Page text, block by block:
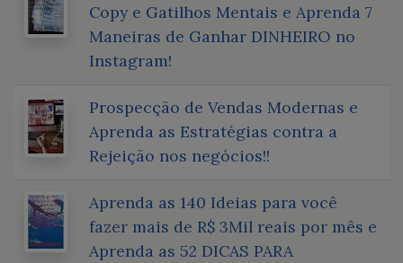
Copy e Gatilhos Mentais e Aprenda 7
Maneiras de Ganhar DINHEIRO no
Instagram!
Prospecção de Vendas Modernas e
Aprenda as Estratégias contra a
Rejeição nos negócios!!
Aprenda as 140 Ideias para você
fazer mais de R$ 3Mil reais por mês e
Aprenda as 52 DICAS PARA